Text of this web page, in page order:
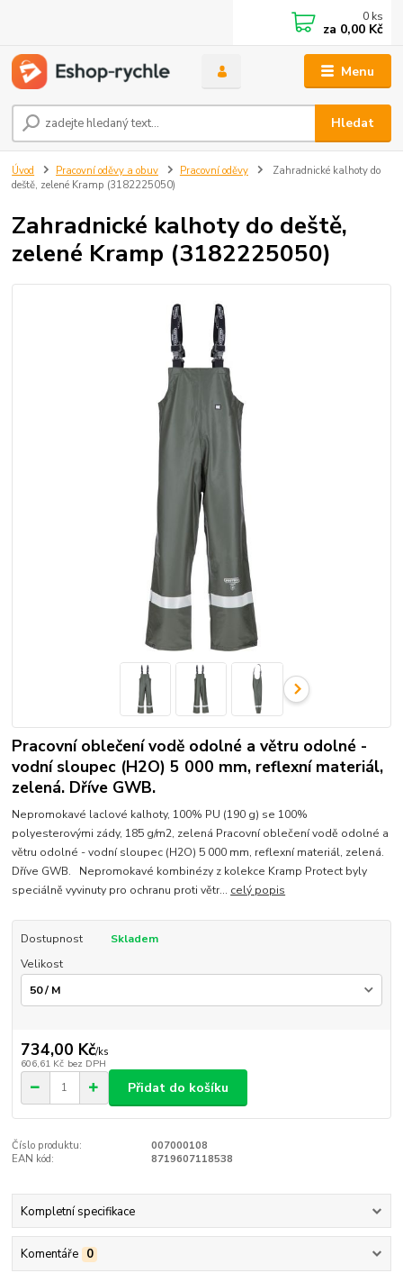
Menu
Hledat
0 ks
za 0,00 Kč
Úvod Pracovní oděvy a obuv Pracovní oděvy
Zahradnické kalhoty do
deště, zelené Kramp (3182225050)
Zahradnické kalhoty do deště,
zelené Kramp (3182225050)
Pracovní oblečení vodě odolné a větru odolné -
vodní sloupec (H2O) 5 000 mm, reflexní materiál,
zelená. Dříve GWB.
Nepromokavé laclové kalhoty, 100% PU (190 g) se 100%
polyesterovými zády, 185 g/m2, zelená Pracovní oblečení vodě odolné a
větru odolné - vodní sloupec (H2O) 5 000 mm, reflexní materiál, zelená.
Dříve GWB. Nepromokavé kombinézy z kolekce Kramp Protect byly
speciálně vyvinuty pro ochranu proti větr... celý popis
Dostupnost
Skladem
Velikost
734,00 Kč/ks
606,61 Kč bez DPH
Přidat do košíku
Číslo produktu:
007000108
EAN kód:
8719607118538
Kompletní specifikace
Komentáře 0